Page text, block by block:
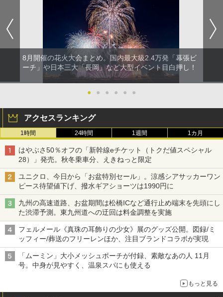
8月開催の花火大会まとめ。国内最大級2.4万発「幕張ビ
ーチ」や日本三大「長岡」など大型イベント目白押し！
● ● ● ● ● ●
アクセスランキング
1時間 24時間 1週間 1カ月
はやぶさ50％オフの「新幹線eチケット（トクだ値スペシャル
28）」発売。秋冬乗車分、えきねっと限定
ユニクロ、今日から「お盆特別セール」。涼感シアサッカーワン
ピース待望値下げ、撥水ギアショーツは1990円に
九州の高速道路、お盆期間は松橋ICなど通行止め端末を先頭にし
た渋滞予測。東九州道への迂回は料金調整を実施
フェルメール《真珠の耳飾りの少女》展のグッズ公開。図録/ミ
ッフィー/葬送のフリーレンほか、注目ブランドコラボが実現
「ムーミン」大小メッシュポーチが付録、素敵なあの人 11月
号。中身が見やすく、温泉スパにも使える
もっと見る